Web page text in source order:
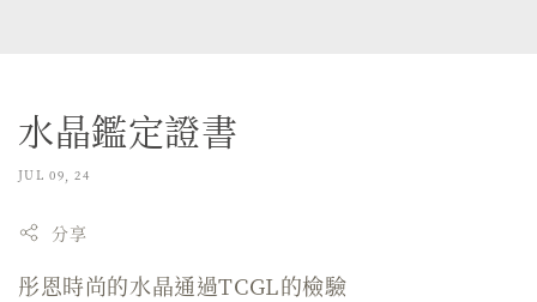
水晶鑑定證書
JUL 09, 24
分享
彤恩時尚的水晶通過TCGL的檢驗